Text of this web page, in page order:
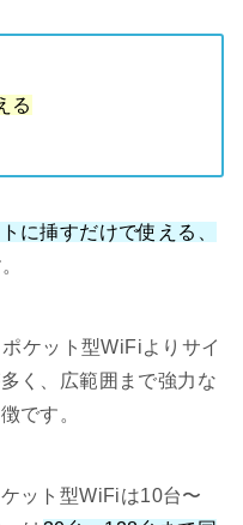
る
に挿すだけで使える、
ポケット型WiFiよりサイ
く、広範囲まで強力な
です。
ット型WiFiは10台〜